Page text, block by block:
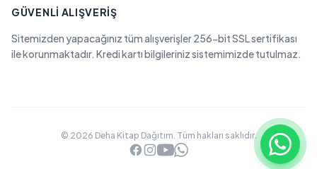
GÜVENLI ALIŞVERIŞ
Sitemizden yapacağınız tüm alışverişler 256-bit SSL sertifikası
ile korunmaktadır. Kredi kartı bilgileriniz sistemimizde tutulmaz.
© 2026 Deha Kitap Dağıtım. Tüm hakları saklıdır.